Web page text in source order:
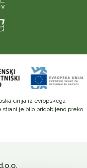
unija iz evropskega
strani je bilo pridobljeno preko